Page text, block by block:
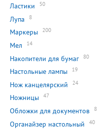
Ластики 50
Лупа 8
Маркеры 200
Мел 14
Накопители для бумаг 80
Настольные лампы 19
Нож канцелярский 24
Ножницы 47
Обложки для документов 8
Органайзер настольный 40